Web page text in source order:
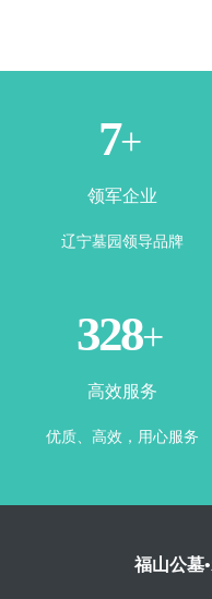
1+
领军企业
辽宁墓园领导品牌
365+
高效服务
优质、高效，用心服务
福山公墓